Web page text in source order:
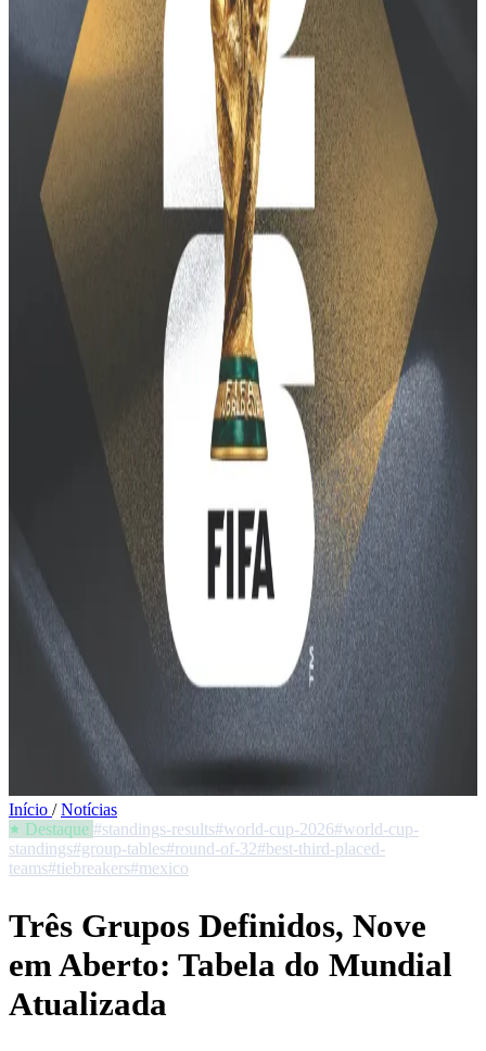
Início / Notícias
Destaque #standings-results#world-cup-2026#world-cup-
standings#group-tables#round-of-32#best-third-placed-
teams#tiebreakers#mexico
Três Grupos Definidos, Nove
em Aberto: Tabela do Mundial
Atualizada